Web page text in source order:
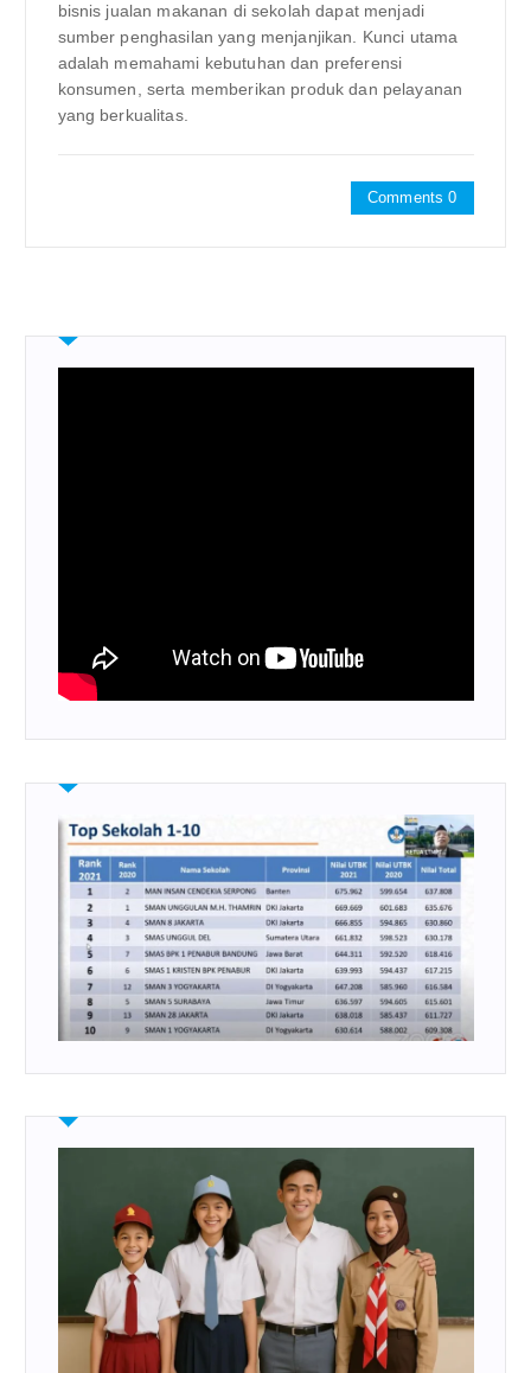
bisnis jualan makanan di sekolah dapat menjadi
sumber penghasilan yang menjanjikan. Kunci utama
adalah memahami kebutuhan dan preferensi
konsumen, serta memberikan produk dan pelayanan
yang berkualitas.
Comments 0